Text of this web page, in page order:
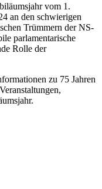
vom 1.
an den schwierigen
Trümmern der NS-
parlamentarische
Rolle der
zu 75 Jahren